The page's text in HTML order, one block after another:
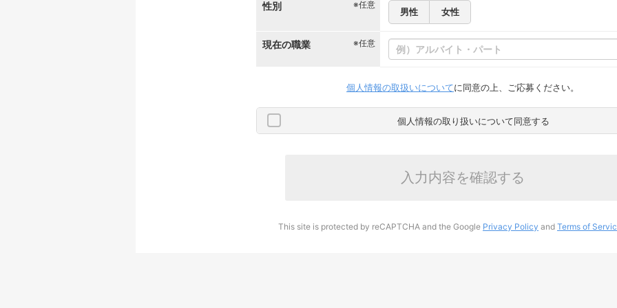
性別 ※任意
男性 女性
現在の職業 ※任意
個人情報の取扱いについてに同意の上、ご応募ください。
個人情報の取り扱いについて同意する
入力内容を確認する
This site is protected by reCAPTCHA and the Google Privacy Policy and Terms of